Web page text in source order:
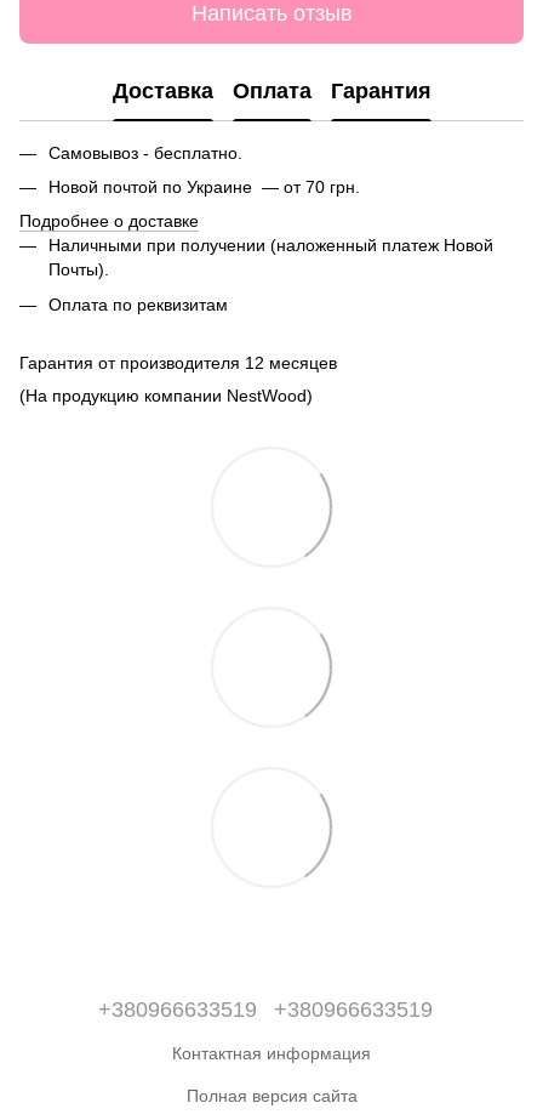
Написать отзыв
Доставка Оплата Гарантия
Самовывоз - бесплатно.
Новой почтой по Украине — от 70 грн.
Подробнее о доставке
Наличными при получении (наложенный платеж Новой
Почты).
Оплата по реквизитам
Гарантия от производителя 12 месяцев
(На продукцию компании NestWood)
+380966633519 +380966633519
Контактная информация
Полная версия сайта